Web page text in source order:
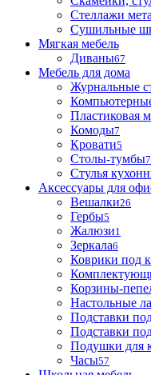
Стеллажи
Сушильные
Мягкая мебель
Диваны67
Мебель для дома
Журнальные
Пластиковая
Комоды7
Кровати5
Столы-тумбы7
Стулья
Аксессуары для
Вешалки26
Гербы5
Жалюзи1
Зеркала6
Коврики под
Корзины-
Настольные
Подставки
Подставки
Подушки для
Часы57